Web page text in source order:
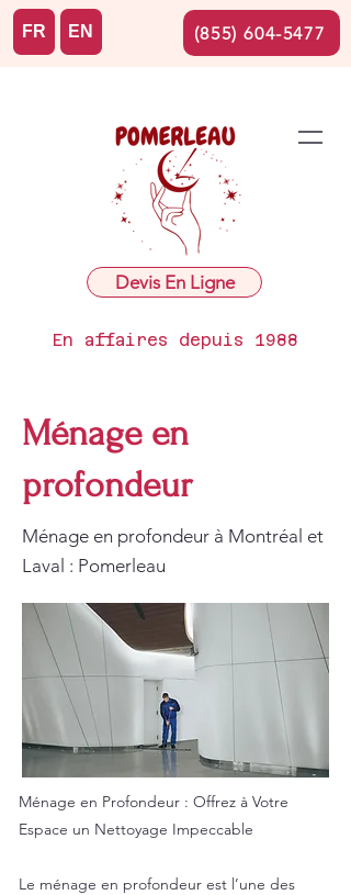
Devis En Ligne
En affaires depuis 1988
FR EN (855) 604-5477
Ménage en
profondeur
Ménage en profondeur à Montréal et
Laval : Pomerleau
Ménage en Profondeur : Offrez à Votre
Espace un Nettoyage Impeccable
Le ménage en profondeur est l’une des